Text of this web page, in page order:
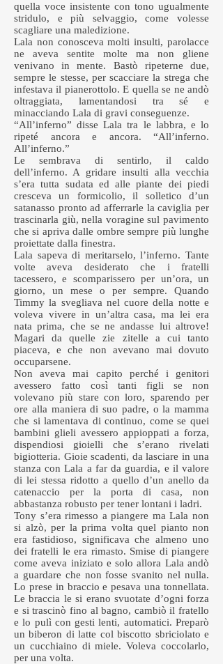
quella voce insistente con tono ugualmente
stridulo, e più selvaggio, come volesse
scagliare una maledizione.
Lala non conosceva molti insulti, parolacce
ne aveva sentite molte ma non gliene
venivano in mente. Bastò ripeterne due,
sempre le stesse, per scacciare la strega che
infestava il pianerottolo. E quella se ne andò
oltraggiata, lamentandosi tra sé e
minacciando Lala di gravi conseguenze.
“All’inferno” disse Lala tra le labbra, e lo
ripeté ancora e ancora. “All’inferno.
All’inferno.”
Le sembrava di sentirlo, il caldo
dell’inferno. A gridare insulti alla vecchia
s’era tutta sudata ed alle piante dei piedi
cresceva un formicolio, il solletico d’un
satanasso pronto ad afferrarle la caviglia per
trascinarla giù, nella voragine sul pavimento
che si apriva dalle ombre sempre più lunghe
proiettate dalla finestra.
Lala sapeva di meritarselo, l’inferno. Tante
volte aveva desiderato che i fratelli
tacessero, e scomparissero per un’ora, un
giorno, un mese o per sempre. Quando
Timmy la svegliava nel cuore della notte e
voleva vivere in un’altra casa, ma lei era
nata prima, che se ne andasse lui altrove!
Magari da quelle zie zitelle a cui tanto
piaceva, e che non avevano mai dovuto
occuparsene.
Non aveva mai capito perché i genitori
avessero fatto così tanti figli se non
volevano più stare con loro, sparendo per
ore alla maniera di suo padre, o la mamma
che si lamentava di continuo, come se quei
bambini glieli avessero appioppati a forza,
dispendiosi gioielli che s’erano rivelati
bigiotteria. Gioie scadenti, da lasciare in una
stanza con Lala a far da guardia, e il valore
di lei stessa ridotto a quello d’un anello da
catenaccio per la porta di casa, non
abbastanza robusto per tener lontani i ladri.
Tony s’era rimesso a piangere ma Lala non
si alzò, per la prima volta quel pianto non
era fastidioso, significava che almeno uno
dei fratelli le era rimasto. Smise di piangere
come aveva iniziato e solo allora Lala andò
a guardare che non fosse svanito nel nulla.
Lo prese in braccio e pesava una tonnellata.
Le braccia le si erano svuotate d’ogni forza
e si trascinò fino al bagno, cambiò il fratello
e lo pulì con gesti lenti, automatici. Preparò
un biberon di latte col biscotto sbriciolato e
un cucchiaino di miele. Voleva coccolarlo,
per una volta.